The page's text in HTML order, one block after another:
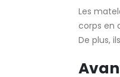
Les
corps en
De plus,